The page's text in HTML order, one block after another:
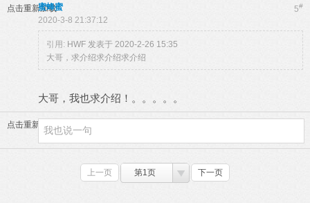
点击重新加载 5#
蜜蜂蜜
2020-3-8 21:37:12
引用: HWF 发表于 2020-2-26 15:35
大哥，求介绍求介绍求介绍
大哥，我也求介绍！。。。。。
点击重新加载
上一页 第1页 下一页